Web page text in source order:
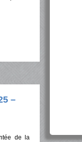
–
de la